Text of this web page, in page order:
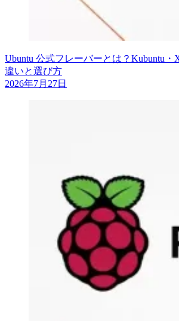
Ubuntu 公式フレーバーとは？Kubuntu・
違いと選び方
2026年7月27日